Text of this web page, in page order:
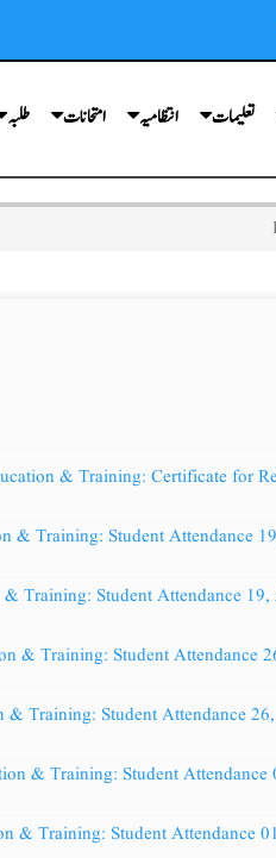
تعلیمات انتظامیہ امتحانات طلبہ
& Training: Certificate for
& Training: Student Attendance
Training: Student Attendance
& Training: Student Attendance
& Training: Student Attendance
& Training: Student Attendance
& Training: Student Attendance